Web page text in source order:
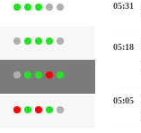
05:31
05:18
05:05